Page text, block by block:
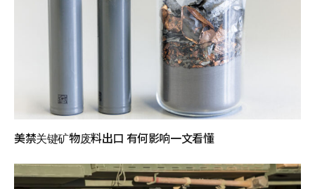
美禁关键矿物废料出口 有何影响一文看懂